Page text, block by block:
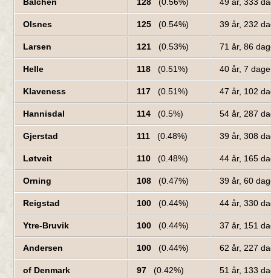
Olsnes 125(0.54%) 39 år, 232
Larsen 121(0.53%) 71 år, 86
Helle 118(0.51%) 40 år, 7
Klaveness 117(0.51%) 47 år, 102
Hannisdal 114(0.5%) 54 år, 287
Gjerstad 111(0.48%) 39 år, 308
Løtveit 110(0.48%) 44 år, 165
Orning 108(0.47%) 39 år, 60
Reigstad 100(0.44%) 44 år, 330
Ytre-Bruvik 100(0.44%) 37 år, 151
Andersen 100(0.44%) 62 år, 227
of Denmark 97(0.42%) 51 år, 133